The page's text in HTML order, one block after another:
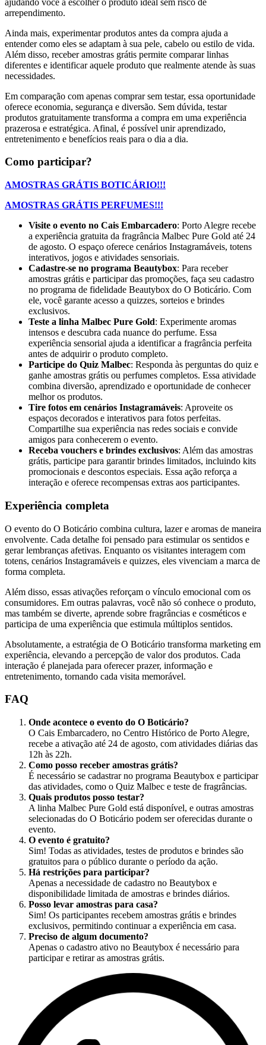
arrependimento.
Ainda mais, experimentar produtos antes da compra ajuda a
entender como eles se adaptam à sua pele, cabelo ou estilo de vida.
Além disso, receber amostras grátis permite comparar linhas
diferentes e identificar aquele produto que realmente atende às suas
necessidades.
Em comparação com apenas comprar sem testar, essa oportunidade
oferece economia, segurança e diversão. Sem dúvida, testar
produtos gratuitamente transforma a compra em uma experiência
prazerosa e estratégica. Afinal, é possível unir aprendizado,
entretenimento e benefícios reais para o dia a dia.
Como participar?
AMOSTRAS GRÁTIS BOTICÁRIO!!!
AMOSTRAS GRÁTIS PERFUMES!!!
Visite o evento no Cais Embarcadero: Porto Alegre recebe
a experiência gratuita da fragrância Malbec Pure Gold até 24
de agosto. O espaço oferece cenários Instagramáveis, totens
interativos, jogos e atividades sensoriais.
Cadastre-se no programa Beautybox: Para receber
amostras grátis e participar das promoções, faça seu cadastro
no programa de fidelidade Beautybox do O Boticário. Com
ele, você garante acesso a quizzes, sorteios e brindes
exclusivos.
Teste a linha Malbec Pure Gold: Experimente aromas
intensos e descubra cada nuance do perfume. Essa
experiência sensorial ajuda a identificar a fragrância perfeita
antes de adquirir o produto completo.
Participe do Quiz Malbec: Responda às perguntas do quiz e
ganhe amostras grátis ou perfumes completos. Essa atividade
combina diversão, aprendizado e oportunidade de conhecer
melhor os produtos.
Tire fotos em cenários Instagramáveis: Aproveite os
espaços decorados e interativos para fotos perfeitas.
Compartilhe sua experiência nas redes sociais e convide
amigos para conhecerem o evento.
Receba vouchers e brindes exclusivos: Além das amostras
grátis, participe para garantir brindes limitados, incluindo kits
promocionais e descontos especiais. Essa ação reforça a
interação e oferece recompensas extras aos participantes.
Experiência completa
O evento do O Boticário combina cultura, lazer e aromas de maneira
envolvente. Cada detalhe foi pensado para estimular os sentidos e
gerar lembranças afetivas. Enquanto os visitantes interagem com
totens, cenários Instagramáveis e quizzes, eles vivenciam a marca de
forma completa.
Além disso, essas ativações reforçam o vínculo emocional com os
consumidores. Em outras palavras, você não só conhece o produto,
mas também se diverte, aprende sobre fragrâncias e cosméticos e
participa de uma experiência que estimula múltiplos sentidos.
Absolutamente, a estratégia de O Boticário transforma marketing em
experiência, elevando a percepção de valor dos produtos. Cada
interação é planejada para oferecer prazer, informação e
entretenimento, tornando cada visita memorável.
FAQ
Onde acontece o evento do O Boticário?
O Cais Embarcadero, no Centro Histórico de Porto Alegre,
recebe a ativação até 24 de agosto, com atividades diárias das
12h às 22h.
Como posso receber amostras grátis?
É necessário se cadastrar no programa Beautybox e participar
das atividades, como o Quiz Malbec e teste de fragrâncias.
Quais produtos posso testar?
A linha Malbec Pure Gold está disponível, e outras amostras
selecionadas do O Boticário podem ser oferecidas durante o
evento.
O evento é gratuito?
Sim! Todas as atividades, testes de produtos e brindes são
gratuitos para o público durante o período da ação.
Há restrições para participar?
Apenas a necessidade de cadastro no Beautybox e
disponibilidade limitada de amostras e brindes diários.
Posso levar amostras para casa?
Sim! Os participantes recebem amostras grátis e brindes
exclusivos, permitindo continuar a experiência em casa.
Preciso de algum documento?
Apenas o cadastro ativo no Beautybox é necessário para
participar e retirar as amostras grátis.